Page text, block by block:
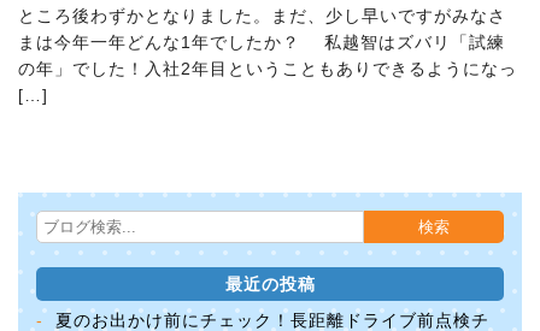
ところ後わずかとなりました。まだ、少し早いですがみなさ
まは今年一年どんな1年でしたか？ 私越智はズバリ「試練
の年」でした！入社2年目ということもありできるようになっ
[…]
最近の投稿
夏のお出かけ前にチェック！長距離ドライブ前点検チ